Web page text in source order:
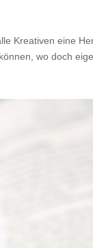
Kreativen eine
wo doch